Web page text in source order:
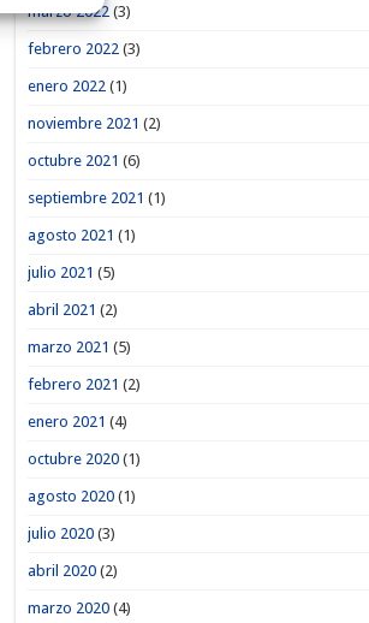
marzo 2022 (3)
febrero 2022 (3)
enero 2022 (1)
noviembre 2021 (2)
octubre 2021 (6)
septiembre 2021 (1)
agosto 2021 (1)
julio 2021 (5)
abril 2021 (2)
marzo 2021 (5)
febrero 2021 (2)
enero 2021 (4)
octubre 2020(1)
agosto 2020(1)
julio 2020(3)
abril 2020(2)
marzo 2020(4)